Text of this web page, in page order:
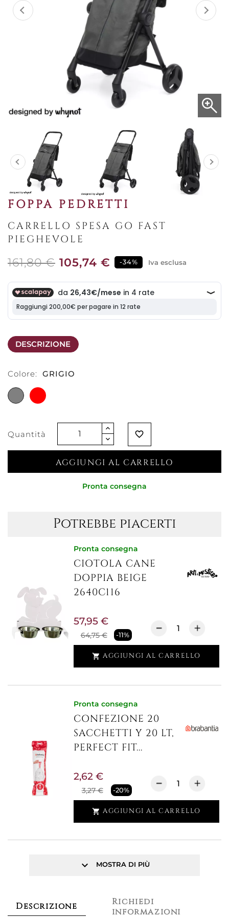
FOPPA PEDRETTI
CARRELLO SPESA GO FAST
PIEGHEVOLE
161,80 € 105,74 € -34% Iva esclusa
DESCRIZIONE
Colore: GRIGIO
GRIGIOROSSO
Quantità favorite_border
AGGIUNGI AL CARRELLO
Pronta consegna
Potrebbe piacerti
Pronta consegna
CIOTOLA CANE
DOPPIA BEIGE
2640C116
64,75 € -11%
57,95 €
 AGGIUNGI AL CARRELLO
Pronta consegna
CONFEZIONE 20
SACCHETTI Y 20 LT,
PERFECT FIT...
3,27 € -20%
2,62 €
 AGGIUNGI AL CARRELLO
keyboard_arrow_down MOSTRA DI PIÙ
Descrizione
Richiedi
informazioni